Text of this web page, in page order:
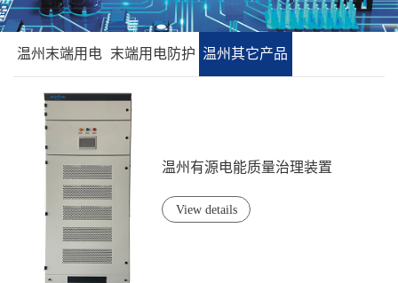
温州末端用电
防护治理装置
末端用电防护
治理系统
温州其它产品
温州有源电能质量治理装置
View details